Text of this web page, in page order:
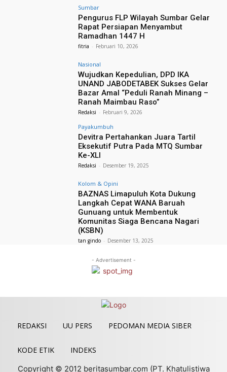
Sumbar
Pengurus FLP Wilayah Sumbar Gelar
Rapat Persiapan Menyambut
Ramadhan 1447 H
fitria - Februari 10, 2026
Nasional
Wujudkan Kepedulian, DPD IKA
UNAND JABODETABEK Sukses Gelar
Bazar Amal “Peduli Ranah Minang –
Ranah Maimbau Raso”
Redaksi - Februari 9, 2026
Payakumbuh
Devitra Pertahankan Juara Tartil
Eksekutif Putra Pada MTQ Sumbar
Ke-XLI
Redaksi - Desember 19, 2025
Kolom & Opini
BAZNAS Limapuluh Kota Dukung
Langkah Cepat WANA Baruah
Gunuang untuk Membentuk
Komunitas Siaga Bencana Nagari
(KSBN)
tan gindo - Desember 13, 2025
- Advertisement -
REDAKSI UU PERS PEDOMAN MEDIA SIBER
KODE ETIK
INDEKS
Copyright © 2012 beritasumbar.com (PT. Khatulistiwa